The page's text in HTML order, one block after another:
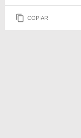
COPIAR